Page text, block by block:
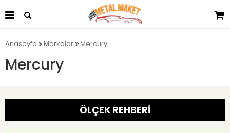
Anasayfa Markalar Mercury
Mercury
ÖLÇEK REHBERİ